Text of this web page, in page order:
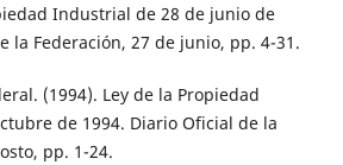
Industrial de 28 de junio de
la Federación, 27 de junio, pp. 4-31.
(1994). Ley de la Propiedad
de 1994. Diario Oficial de la
pp. 1-24.